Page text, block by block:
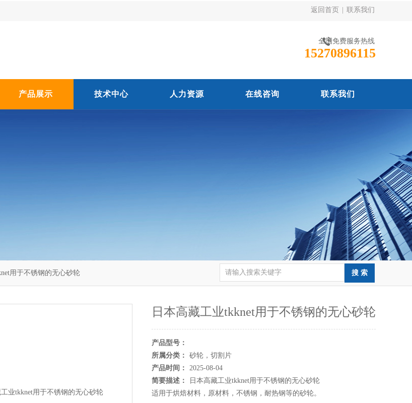
返回首页 联系我们
全国免费服务热线
15270896115
产品展示 技术中心 人力资源 在线咨询 联系我们
用于不锈钢的无心砂轮
日本高藏工业tkknet用于不锈钢的无心砂轮
产品型号：
所属分类：
砂轮，切割片
产品时间：
2025-08-04
简要描述：
日本高藏工业tkknet用于不锈钢的无心砂轮
适用于烘焙材料，原材料，不锈钢，耐热钢等的砂轮。